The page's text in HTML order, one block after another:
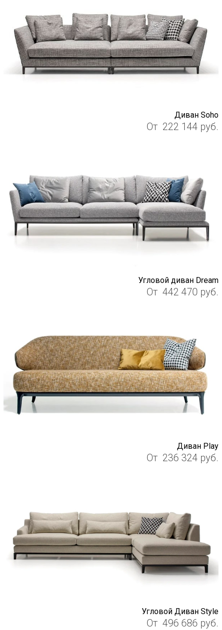
Диван Soho
От 222 144 руб.
Угловой диван Dream
От 442 470 руб.
Диван Play
От 236 324 руб.
Угловой Диван Style
От 496 686 руб.